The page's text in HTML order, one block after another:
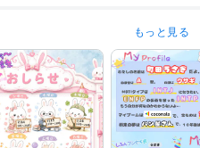
得年 : 2019年
もっと見る